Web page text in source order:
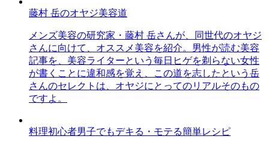
藤村 岳のオヤジ美容道
メンズ美容の研究家・藤村 岳さんが、同世代のオヤジ
さんに向けて、オススメ美容を紹介。男性が読む美容
記事を、美容ライターという毎日ヒゲを剃らない女性
が書くことに違和感を覚え、この道を志したという岳
さんのセレクトは、オヤジにとってのリアルそのもの
ですよ。
料理初心者男子でもデキる・モテる簡単レシピ